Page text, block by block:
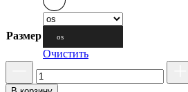
Размер os
Очистить